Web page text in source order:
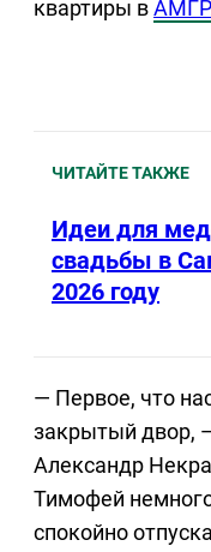
квартиры в
ЧИТАЙТЕ ТАКЖЕ
Идеи для
свадьбы в
2026 году
— Первое, что
закрытый двор,
Александр
Тимофей
спокойно